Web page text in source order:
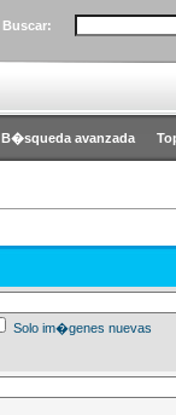
Buscar:
B�squeda avanzada
Solo im�genes nuevas